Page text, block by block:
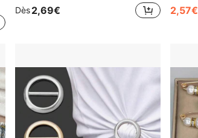
Dès2,69€ 2,57€